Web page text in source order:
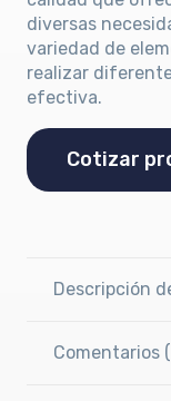
diversas
variedad de
realizar
efectiva.
Cotizar
Descripción
Comentarios